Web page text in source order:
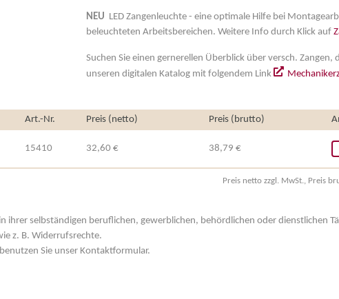
NEU LED Zangenleuchte - eine optimale Hilfe bei
beleuchteten Arbeitsbereichen. Weitere Info durch Klick auf
Suchen Sie einen gernerellen Überblick über versch. Zangen,
unseren digitalen Katalog mit folgendem Link
Art.-Nr. Preis (netto) Preis (brutto)
15410 32,60 € 38,79 €
Preis netto zzgl. MwSt., Preis
ihrer selbständigen beruflichen, gewerblichen, behördlichen oder dienstlichen
z. B. Widerrufsrechte.
Sie unser Kontaktformular.